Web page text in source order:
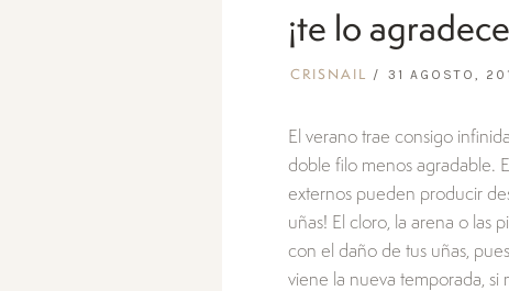
¡te lo
CRISNAIL 31 AGOSTO,
El verano trae consigo
doble filo menos agradable.
externos pueden producir
uñas! El cloro, la arena o las
con el daño de tus uñas,
viene la nueva temporada, si